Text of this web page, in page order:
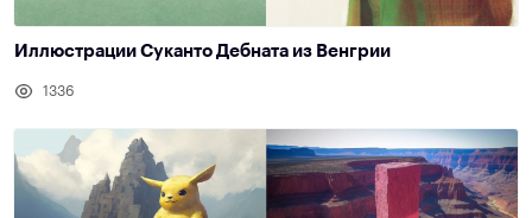
Иллюстрации Суканто Дебната из Венгрии
1336